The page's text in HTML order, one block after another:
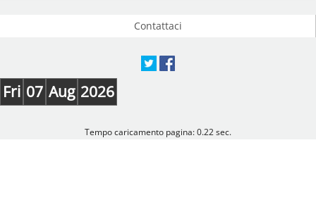
Contattaci
Fri 07 Aug 2026
Tempo caricamento pagina: 0.22 sec.